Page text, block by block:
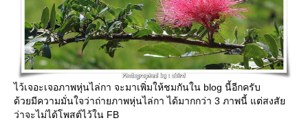
ไว้เจอะเจอภาพหุ่นไล่กา จะมาเพิ่มให้ชมกันใน blog นี้อีกครับ
ด้วยมีความมั่นใจว่าถ่ายภาพหุ่นไล่กา ได้มากกว่า 3 ภาพนี้ แต่สงสั
ว่าจะไม่ได้โพสต์ไว้ใน FB